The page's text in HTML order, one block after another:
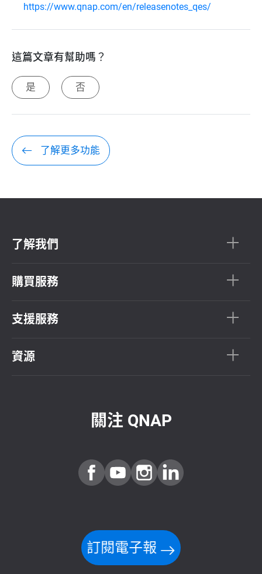
https://www.qnap.com/en/releasenotes_qes/
這篇文章有幫助嗎？
是 否
了解更多功能
了解我們
購買服務
支援服務
資源
關注 QNAP
訂閱電子報